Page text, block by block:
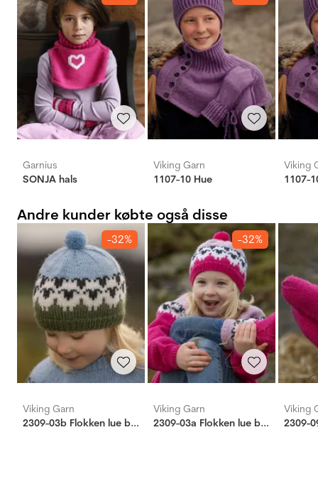
Garnius
SONJA hals
Viking Garn
1107-10 Hue
Viking
1107-
Andre kunder købte også disse
-32%
Viking Garn
2309-03b Flokken lue barn
-32%
Viking Garn
2309-03a Flokken lue barn
Viking